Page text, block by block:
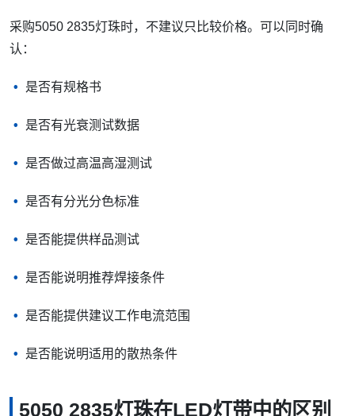
采购5050 2835灯珠时，不建议只比较价格。可以同时确
认：
是否有规格书
是否有光衰测试数据
是否做过高温高湿测试
是否有分光分色标准
是否能提供样品测试
是否能说明推荐焊接条件
是否能提供建议工作电流范围
是否能说明适用的散热条件
5050 2835灯珠在LED灯带中的区别